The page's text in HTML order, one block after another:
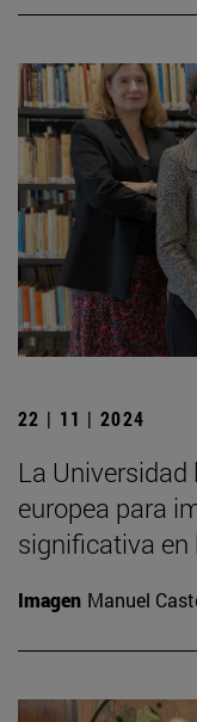
22 | 11 | 2024
La
europea para
significativa
Imagen Manuel